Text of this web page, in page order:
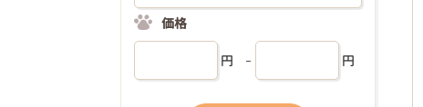
価格
円 円